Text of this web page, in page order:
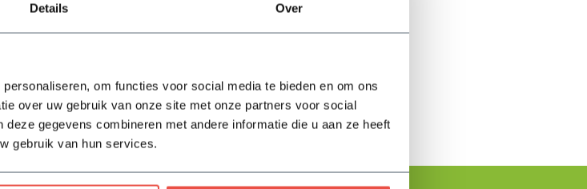
Details Over
om functies voor social media te bieden en om ons
over uw gebruik van onze site met onze partners voor social
gegevens combineren met andere informatie die u aan ze heeft
gebruik van hun services.